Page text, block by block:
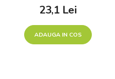
23,1 Lei
ADAUGA IN COS